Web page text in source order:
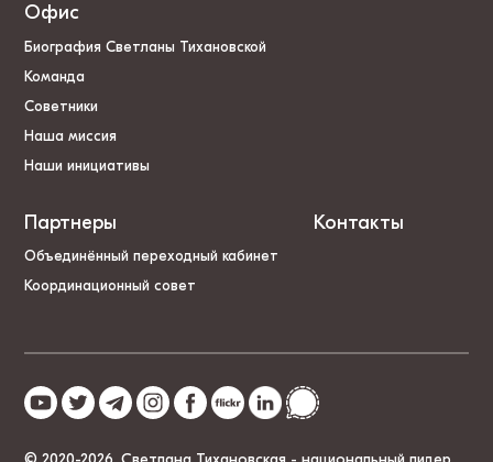
Офис
Биография Светланы Тихановской
Команда
Советники
Наша миссия
Наши инициативы
Партнеры
Объединённый переходный кабинет
Координационный совет
Контакты